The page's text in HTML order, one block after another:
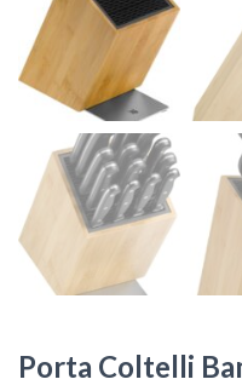
Porta Coltelli